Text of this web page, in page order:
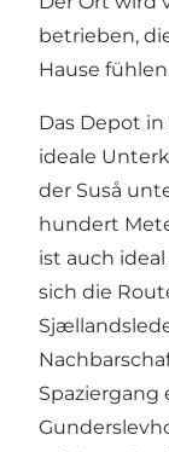
betrieben,
Hause
Das Depot
ideale
der Suså
hundert
ist auch
sich die
Spaziergang